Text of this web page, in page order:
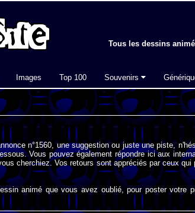
Tous les dessins
Images Top 100 Souvenirs
n°1560, une suggestion ou juste une piste,
Vous pouvez également répondre ici aux
cherchiez. Vos retours sont appréciés par ceux qui
animé que vous avez oublié, pour poster votre